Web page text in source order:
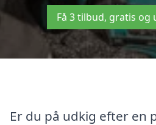
Få 3 tilbud, gratis
Er du på udkig efter en